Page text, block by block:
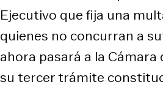
Ejecutivo que fija una
quienes no concurran a
ahora pasará a la
su tercer trámite